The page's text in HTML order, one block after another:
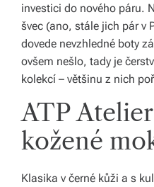
investici do nového páru.
švec (ano, stále jich pár v
dovede nevzhledné boty
ovšem nešlo, tady je
kolekcí – většinu z nich
ATP
kožené
Klasika v černé kůži a s